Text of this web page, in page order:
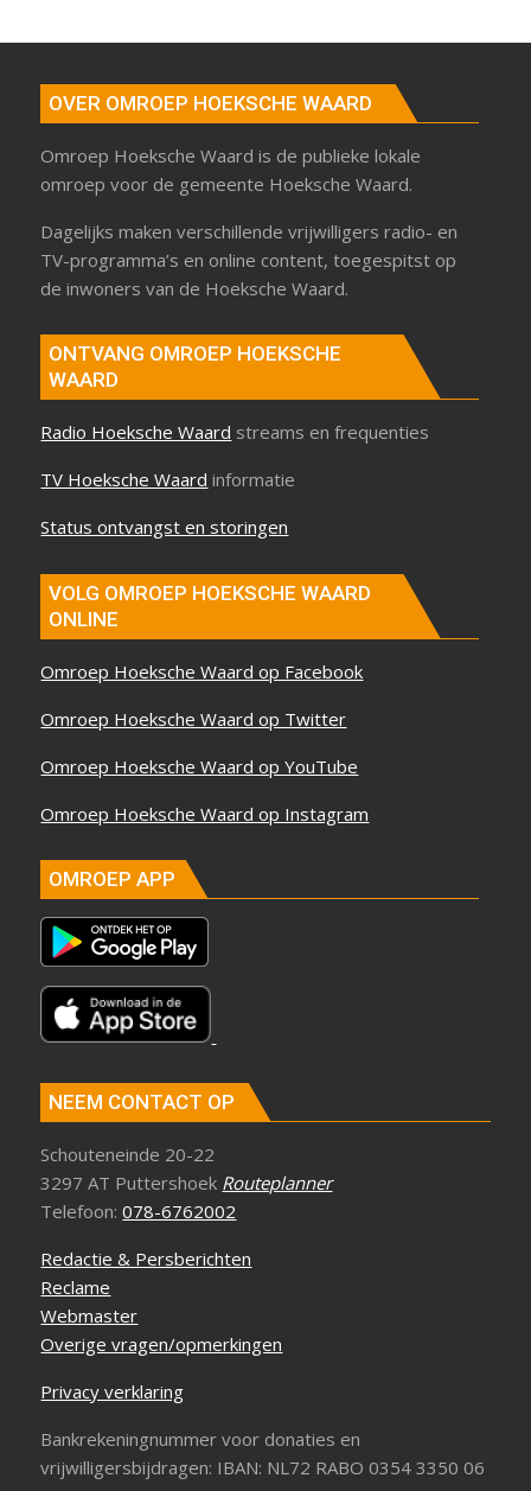
OVER OMROEP HOEKSCHE WAARD
Omroep Hoeksche Waard is de publieke lokale
omroep voor de gemeente Hoeksche Waard.
Dagelijks maken verschillende vrijwilligers radio- en
TV-programma’s en online content, toegespitst op
de inwoners van de Hoeksche Waard.
ONTVANG OMROEP HOEKSCHE
WAARD
Radio Hoeksche Waard streams en frequenties
TV Hoeksche Waard informatie
Status ontvangst en storingen
VOLG OMROEP HOEKSCHE WAARD
ONLINE
Omroep Hoeksche Waard op Facebook
Omroep Hoeksche Waard op Twitter
Omroep Hoeksche Waard op YouTube
Omroep Hoeksche Waard op Instagram
OMROEP APP
NEEM CONTACT OP
Schouteneinde 20-22
3297 AT Puttershoek Routeplanner
Telefoon:078-6762002
Redactie & Persberichten
Reclame
Webmaster
Overige vragen/opmerkingen
Privacy verklaring
Bankrekeningnummer voor donaties en
vrijwilligersbijdragen: IBAN: NL72 RABO 0354 3350 06